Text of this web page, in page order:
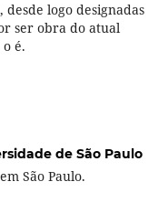
logo designadas
ser obra do atual
é.
de São Paulo
São Paulo.